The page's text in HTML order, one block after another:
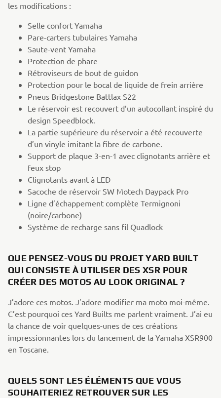
les modifications :
Selle confort Yamaha
Pare-carters tubulaires Yamaha
Saute-vent Yamaha
Protection de phare
Rétroviseurs de bout de guidon
Protection pour le bocal de liquide de frein arrière
Pneus Bridgestone Battlax S22
Le réservoir est recouvert d’un autocollant inspiré du
design Speedblock.
La partie supérieure du réservoir a été recouverte
d’un vinyle imitant la fibre de carbone.
Support de plaque 3-en-1 avec clignotants arrière et
feux stop
Clignotants avant à LED
Sacoche de réservoir SW Motech Daypack Pro
Ligne d’échappement complète Termignoni
(noire/carbone)
Système de recharge sans fil Quadlock
QUE PENSEZ-VOUS DU PROJET YARD BUILT
QUI CONSISTE À UTILISER DES XSR POUR
CRÉER DES MOTOS AU LOOK ORIGINAL ?
J’adore ces motos. J'adore modifier ma moto moi-même.
C’est pourquoi ces Yard Builts me parlent vraiment. J’ai eu
la chance de voir quelques-unes de ces créations
impressionnantes lors du lancement de la Yamaha XSR900
en Toscane.
QUELS SONT LES ÉLÉMENTS QUE VOUS
SOUHAITERIEZ RETROUVER SUR LES